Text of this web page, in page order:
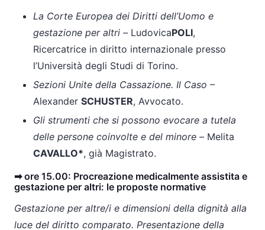
La Corte Europea dei Diritti dell’Uomo e
gestazione per altri – LudovicaPOLI,
Ricercatrice in diritto internazionale presso
l’Università degli Studi di Torino.
Sezioni Unite della Cassazione. Il Caso –
Alexander SCHUSTER, Avvocato.
Gli strumenti che si possono evocare a tutela
delle persone coinvolte e del minore – Melita
CAVALLO*, già Magistrato.
➡ ore 15.00: Procreazione medicalmente assistita e
gestazione per altri: le proposte normative
Gestazione per altre/i e dimensioni della dignità alla
luce del diritto comparato. Presentazione della